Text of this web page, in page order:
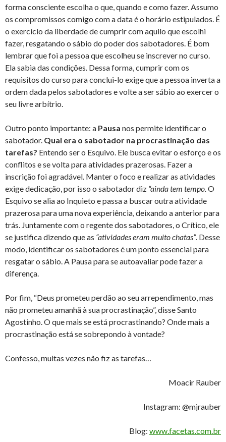
forma consciente escolha o que, quando e como fazer. Assumo
os compromissos comigo com a data é o horário estipulados. É
o exercício da liberdade de cumprir com aquilo que escolhi
fazer, resgatando o sábio do poder dos sabotadores. É bom
lembrar que foi a pessoa que escolheu se inscrever no curso.
Ela sabia das condições. Dessa forma, cumprir com os
requisitos do curso para conclui-lo exige que a pessoa inverta a
ordem dada pelos sabotadores e volte a ser sábio ao exercer o
seu livre arbítrio.
Outro ponto importante: a Pausa nos permite identificar o
sabotador. Qual era o sabotador na procrastinação das
tarefas? Entendo ser o Esquivo. Ele busca evitar o esforço e os
conflitos e se volta para atividades prazerosas. Fazer a
inscrição foi agradável. Manter o foco e realizar as atividades
exige dedicação, por isso o sabotador diz “ainda tem tempo.O
Esquivo se alia ao Inquieto e passa a buscar outra atividade
prazerosa para uma nova experiência, deixando a anterior para
trás. Juntamente com o regente dos sabotadores, o Crítico, ele
se justifica dizendo que as “atividades eram muito chatas”. Desse
modo, identificar os sabotadores é um ponto essencial para
resgatar o sábio. A Pausa para se autoavaliar pode fazer a
diferença.
Por fim, “Deus prometeu perdão ao seu arrependimento, mas
não prometeu amanhã à sua procrastinação”, disse Santo
Agostinho. O que mais se está procrastinando? Onde mais a
procrastinação está se sobrepondo à vontade?
Confesso, muitas vezes não fiz as tarefas…
Moacir Rauber
Instagram: @mjrauber
Blog: www.facetas.com.br